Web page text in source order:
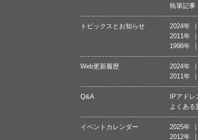
執筆記事
トピックスとお知らせ 2024年
2011年
1998年
Web更新履歴 2024年
2011年
Q&A IPアドレ
よくある
イベントカレンダー 2025年
2012年